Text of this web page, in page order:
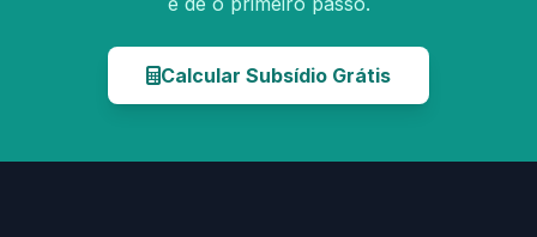
Calcular Subsídio Grátis